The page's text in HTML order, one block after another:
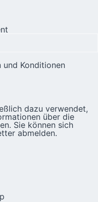
und Konditionen
dazu verwendet,
über die
Sie können sich
abmelden.